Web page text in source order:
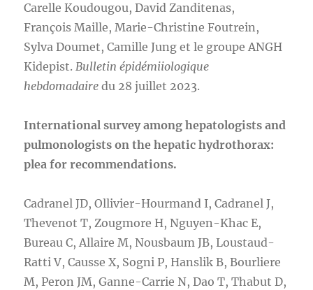
Carelle Koudougou, David Zanditenas,
François Maille, Marie-Christine Foutrein,
Sylva Doumet, Camille Jung et le groupe ANGH
Kidepist.Bulletin épidémiiologique
hebdomadairedu 28 juillet 2023.
International survey among hepatologists and
pulmonologists on the hepatic hydrothorax:
plea for recommendations.
Cadranel JD, Ollivier-Hourmand I, Cadranel J,
Thevenot T, Zougmore H, Nguyen-Khac E,
Bureau C, Allaire M, Nousbaum JB, Loustaud-
Ratti V, Causse X, Sogni P, Hanslik B, Bourliere
M, Peron JM, Ganne-Carrie N, Dao T, Thabut D,